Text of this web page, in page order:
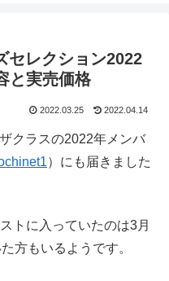
セレクション2022
と実売価格
2022.03.25 2022.04.14
クラスの2022年メンバ
）にも届きました
トに入っていたのは3月
方もいるようです。